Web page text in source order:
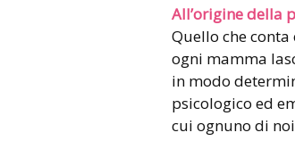
All’origine della
Quello che conta
ogni mamma
in modo
psicologico ed
cui ognuno di